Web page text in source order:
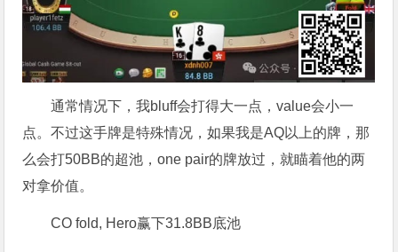
通常情况下，我bluff会打得大一点，value会小一
点。不过这手牌是特殊情况，如果我是AQ以上的牌，那
么会打50BB的超池，one pair的牌放过，就瞄着他的两
对拿价值。
CO fold, Hero赢下31.8BB底池